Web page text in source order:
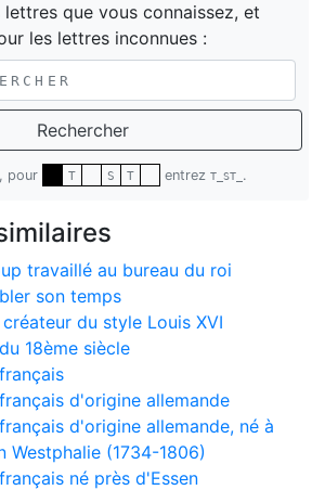
que vous connaissez, et
les lettres inconnues :
Rechercher
pour T S T entrez T_ST_ .
travaillé au bureau du roi
son temps
du style Louis XVI
18ème siècle
d'origine allemande
d'origine allemande, né à
Westphalie (1734-1806)
né près d'Essen